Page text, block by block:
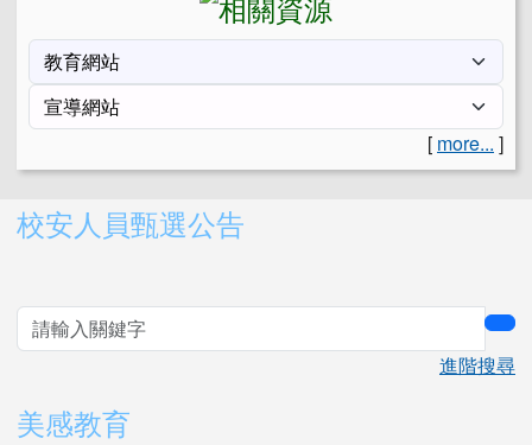
[ more... ]
右邊區域內容
校安人員甄選公告
進階搜尋
美感教育